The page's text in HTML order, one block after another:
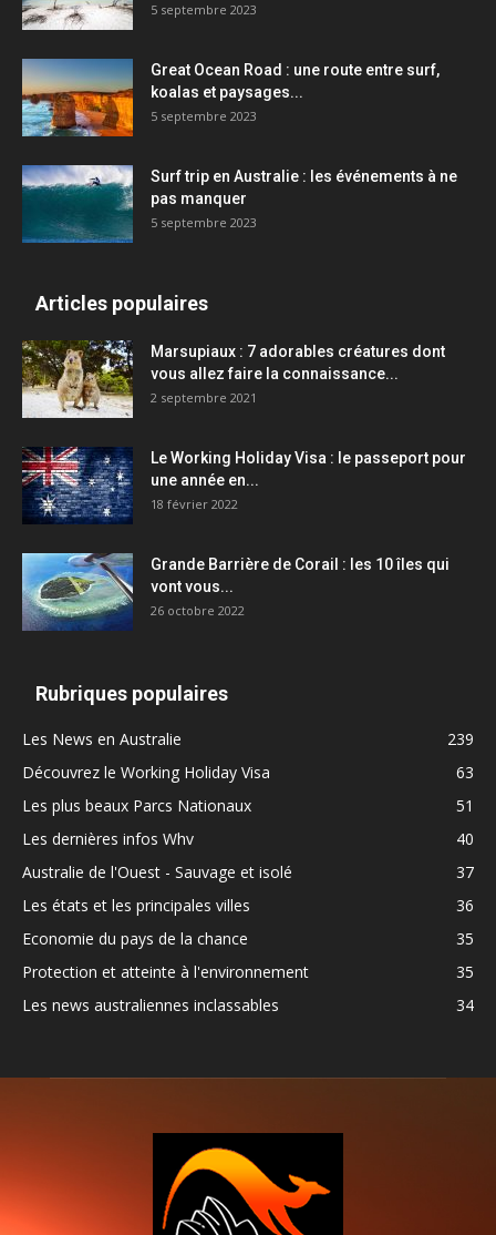
5 septembre 2023
Great Ocean Road : une route entre surf,
koalas et paysages...
5 septembre 2023
Surf trip en Australie : les événements à ne
pas manquer
5 septembre 2023
Articles populaires
Marsupiaux : 7 adorables créatures dont
vous allez faire la connaissance...
2 septembre 2021
Le Working Holiday Visa : le passeport pour
une année en...
18 février 2022
Grande Barrière de Corail : les 10 îles qui
vont vous...
26 octobre 2022
Rubriques populaires
Les News en Australie
239
Découvrez le Working Holiday Visa
63
Les plus beaux Parcs Nationaux
51
Les dernières infos Whv
40
Australie de l'Ouest - Sauvage et isolé
37
Les états et les principales villes
36
Economie du pays de la chance
35
Protection et atteinte à l'environnement
35
Les news australiennes inclassables
34